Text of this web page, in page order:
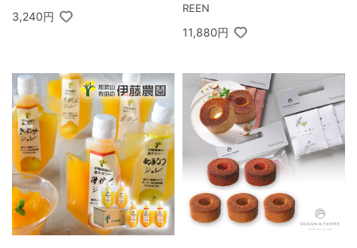
3,240円
REEN
11,880円